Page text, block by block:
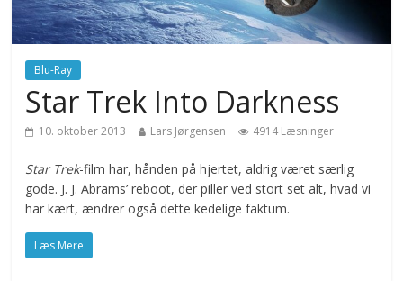
Blu-Ray
Star Trek Into Darkness
10. oktober 2013 Lars Jørgensen 4914 Læsninger
Star Trek-film har, hånden på hjertet, aldrig været særlig
gode. J. J. Abrams’ reboot, der piller ved stort set alt, hvad vi
har kært, ændrer også dette kedelige faktum.
Læs Mere